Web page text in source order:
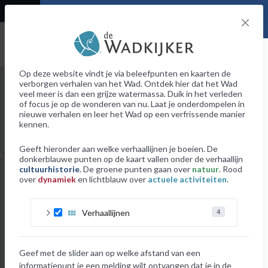
+
–
info over verhaallijn
info over informatie- en
info over kaarten
Op deze website vindt je via beleefpunten en kaarten de
verborgen verhalen van het Wad. Ontdek hier dat het Wad
veel meer is dan een grijze watermassa. Duik in het verleden
of focus je op de wonderen van nu. Laat je onderdompelen in
nieuwe verhalen en leer het Wad op een verfrissende manier
kennen.
Geeft hieronder aan welke verhaallijnen je boeien. De
donkerblauwe punten op de kaart vallen onder de verhaallijn
cultuurhistorie. De groene punten gaan over natuur. Rood
over dynamieken lichtblauw over actuele activiteiten.
Verhaallijnen 4
Geef met de slider aan op welke afstand van een
informatiepunt je een melding wilt ontvangen dat je in de
schatten zijn verstopt in het Waddengebied. Denk
hierbij aan de dorpen die zijn verdwenen onder het
informatie- en beleefpunten